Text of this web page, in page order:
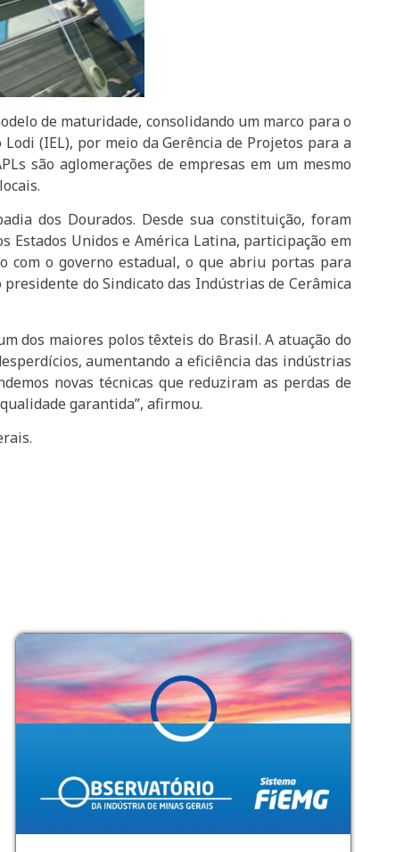
de maturidade, consolidando um marco para o
(IEL), por meio da Gerência de Projetos para a
são aglomerações de empresas em​ um mesmo
dos Dourados. Desde sua constituição, foram
Estados Unidos e América Latina, participação em
com o governo estadual, o que abriu portas para
do Sindicato das Indústrias de Cerâmica
dos maiores polos têxteis do Brasil. A atuação do
aumentando a eficiência das indústrias
novas técnicas que reduziram as perdas de
garantida”, afirmou.